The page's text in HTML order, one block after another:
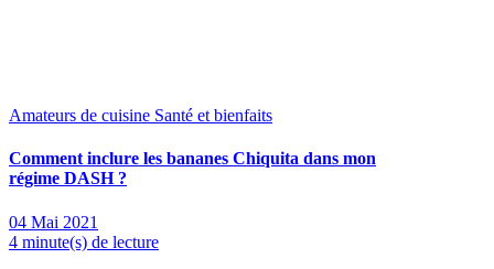
Amateurs de cuisine Santé et bienfaits
Comment inclure les bananes Chiquita dans mon
régime DASH ?
04 Mai 2021
4 minute(s) de lecture